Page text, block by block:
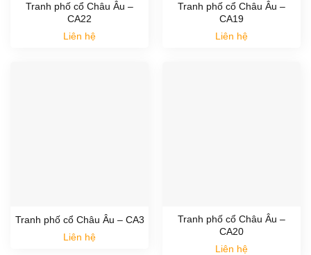
Tranh phố cổ Châu Âu –
CA22
Liên hệ
Tranh phố cổ Châu Âu –
CA19
Liên hệ
Tranh phố cổ Châu Âu – CA3
Liên hệ
Tranh phố cổ Châu Âu –
CA20
Liên hệ